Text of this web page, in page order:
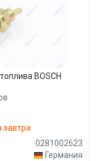
BOSCH
завтра
0281002623
Германия